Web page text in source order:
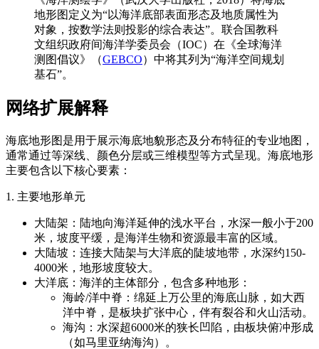
地形图定义为“以海洋底部表面形态及地质属性为
对象，按数学法则投影的综合表达”。联合国教科
文组织政府间海洋学委员会（IOC）在《全球海洋
测图倡议》（GEBCO）中将其列为“海洋空间规划
基石”。
网络扩展解释
海底地形图是用于展示海底地貌形态及分布特征的专业地图，
通常通过等深线、颜色分层或三维模型等方式呈现。海底地形
主要包含以下核心要素：
1. 主要地形单元
大陆架：陆地向海洋延伸的浅水平台，水深一般小于200
米，坡度平缓，是海洋生物和资源最丰富的区域。
大陆坡：连接大陆架与大洋底的陡坡地带，水深约150-
4000米，地形坡度较大。
大洋底：海洋的主体部分，包含多种地形：
海岭/洋中脊：绵延上万公里的海底山脉，如大西
洋中脊，是板块扩张中心，伴有裂谷和火山活动。
海沟：水深超6000米的狭长凹陷，由板块俯冲形成
（如马里亚纳海沟）。